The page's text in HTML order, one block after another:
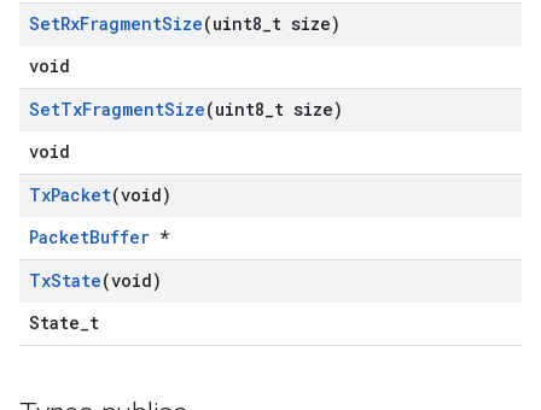
SetRxFragmentSize(uint8 t size)
void
SetTxFragmentSize(uint8 t size)
void
TxPacket(void)
PacketBuffer *
TxState(void)
State_t